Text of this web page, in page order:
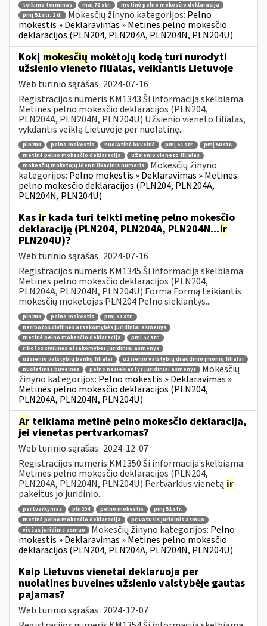
teikimo terminas
maį 78 str.
metinė pelno mokesčio deklaracija
pmį 51 str. 2 d.
Mokesčių žinyno kategorijos: Pelno
mokestis » Deklaravimas » Metinės pelno mokesčio
deklaracijos (PLN204, PLN204A, PLN204N, PLN204U)
Kokį mokesčių mokėtojų kodą turi nurodyti
užsienio vieneto filialas, veikiantis Lietuvoje
Web turinio sąrašas 2024-07-16
Registracijos numeris KM1343 Ši informacija skelbiama:
Metinės pelno mokesčio deklaracijos (PLN204,
PLN204A, PLN204N, PLN204U) Užsienio vieneto filialas,
vykdantis veiklą Lietuvoje per nuolatinę...
pln204 pelno mokestis nuolatinė buveinė pmį 51 str.
pmį 50 str.
metinė pelno mokesčio deklaracija
užsienio vieneto filialas
mokesčių mokėtojų identifikacinis numeris
Mokesčių žinyno
kategorijos: Pelno mokestis » Deklaravimas » Metinės
pelno mokesčio deklaracijos (PLN204, PLN204A,
PLN204N, PLN204U)
Kas ir kada turi teikti metinę pelno mokesčio
deklaraciją (PLN204, PLN204A, PLN204N...ir
PLN204U)?
Web turinio sąrašas 2024-07-16
Registracijos numeris KM1345 Ši informacija skelbiama:
Metinės pelno mokesčio deklaracijos (PLN204,
PLN204A, PLN204N, PLN204U) Forma Formą teikiantis
mokesčių mokėtojas PLN204 Pelno siekiantys...
pln204 pelno mokestis
pmį 51 str.
neribotos civilinės atsakomybės juridiniai asmenys
metinė pelno mokesčio deklaracija
pmį 52 str.
ribotos civilinės atsakomybės juridiniai asmenys
užsienio valstybių bankų filialai
užsienio valstybių draudimo įmonių filialai
nuolatinės buveinės
pelno nesiekiantys juridiniai asmenys
Mokesčių
žinyno kategorijos: Pelno mokestis » Deklaravimas »
Metinės pelno mokesčio deklaracijos (PLN204,
PLN204A, PLN204N, PLN204U)
Ar teikiama metinė pelno mokesčio deklaracija,
jei vienetas pertvarkomas?
Web turinio sąrašas 2024-12-07
Registracijos numeris KM1350 Ši informacija skelbiama:
Metinės pelno mokesčio deklaracijos (PLN204,
PLN204A, PLN204N, PLN204U) Pertvarkius vienetą ir
pakeitus jo juridinio...
pertvarkymas pln204 pelno mokestis
pmį 51 str.
metinė pelno mokesčio deklaracija
privatusis juridinis asmuo
viešas juridinis asmuo
Mokesčių žinyno kategorijos: Pelno
mokestis » Deklaravimas » Metinės pelno mokesčio
deklaracijos (PLN204, PLN204A, PLN204N, PLN204U)
Kaip Lietuvos vienetai deklaruoja per
nuolatines buveines užsienio valstybėje gautas
pajamas?
Web turinio sąrašas 2024-12-07